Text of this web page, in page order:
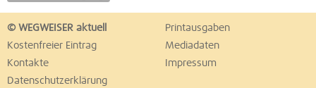
© WEGWEISER aktuell
Printausgaben
Kostenfreier Eintrag
Mediadaten
Kontakte
Impressum
Datenschutzerklärung